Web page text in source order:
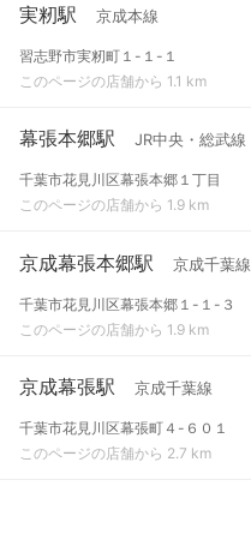
実籾駅 京成本線
習志野市実籾町１-１-１
このページの店舗から 1.1 km
幕張本郷駅 JR中央・総武線
千葉市花見川区幕張本郷１丁目
このページの店舗から 1.9 km
京成幕張本郷駅 京成千葉線
千葉市花見川区幕張本郷１-１-３
このページの店舗から 1.9 km
京成幕張駅 京成千葉線
千葉市花見川区幕張町４-６０１
このページの店舗から 2.7 km